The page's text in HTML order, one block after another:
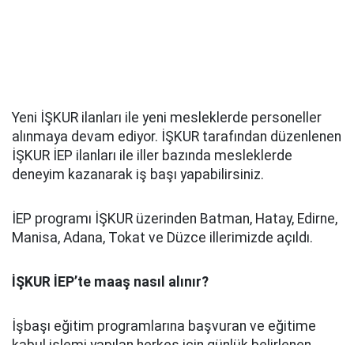
Yeni İŞKUR ilanları ile yeni mesleklerde personeller
alınmaya devam ediyor. İŞKUR tarafından düzenlenen
İŞKUR İEP ilanları ile iller bazında mesleklerde
deneyim kazanarak iş başı yapabilirsiniz.
İEP programı İŞKUR üzerinden Batman, Hatay, Edirne,
Manisa, Adana, Tokat ve Düzce illerimizde açıldı.
İŞKUR İEP’te maaş nasıl alınır?
İşbaşı eğitim programlarına başvuran ve eğitime